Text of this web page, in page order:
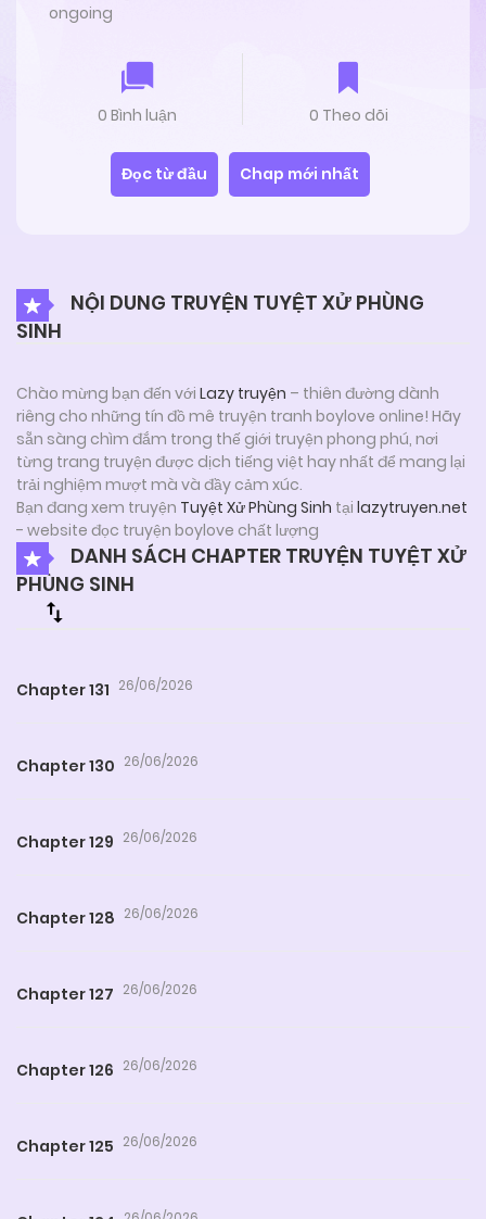
ongoing
0 Bình luận 0 Theo dõi
Đọc từ đầu Chap mới nhất
NỘI DUNG TRUYỆN TUYỆT XỬ PHÙNG
SINH
Chào mừng bạn đến với Lazy truyện – thiên đường dành
riêng cho những tín đồ mê truyện tranh boylove online! Hãy
sẵn sàng chìm đắm trong thế giới truyện phong phú, nơi
từng trang truyện được dịch tiếng việt hay nhất để mang lại
trải nghiệm mượt mà và đầy cảm xúc.
Bạn đang xem truyện Tuyệt Xử Phùng Sinh tại lazytruyen.net
- website đọc truyện boylove chất lượng
DANH SÁCH CHAPTER TRUYỆN TUYỆT XỬ
PHÙNG SINH
Chapter 131 26/06/2026
Chapter 130 26/06/2026
Chapter 129 26/06/2026
Chapter 128 26/06/2026
Chapter 127 26/06/2026
Chapter 126 26/06/2026
Chapter 125 26/06/2026